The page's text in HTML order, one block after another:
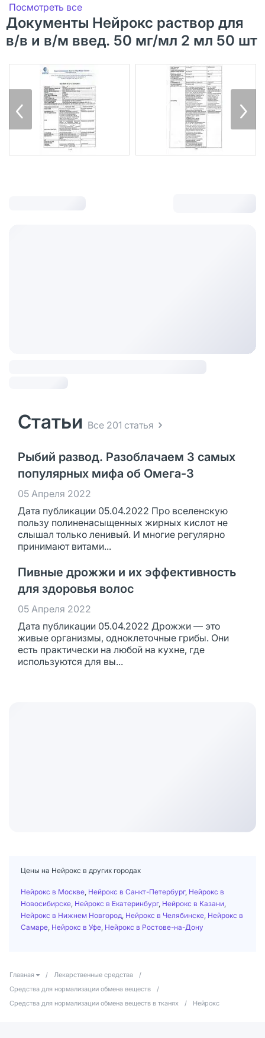
Посмотреть все
Документы Нейрокс раствор для
в/в и в/м введ. 50 мг/мл 2 мл 50 шт
Статьи Все 201 статья
Рыбий развод. Разоблачаем 3 самых
популярных мифа об Омега-3
05 Апреля 2022
Дата публикации 05.04.2022 Про вселенскую
пользу полиненасыщенных жирных кислот не
слышал только ленивый. И многие регулярно
принимают витами...
Пивные дрожжи и их эффективность
для здоровья волос
05 Апреля 2022
Дата публикации 05.04.2022 Дрожжи — это
живые организмы, одноклеточные грибы. Они
есть практически на любой на кухне, где
используются для вы...
Цены на Нейрокс в других городах
Нейрокс в Москве Нейрокс в Санкт-Петербург, Нейрокс в
Новосибирске Нейрокс в Екатеринбург, Нейрокс в Казани
Нейрокс в Нижнем Новгород Нейрокс в Челябинске Нейрокс в
Самаре Нейрокс в Уфе Нейрокс в Ростове-на-Дону
Главная / Лекарственные средства
/
Средства для нормализации обмена веществ
/
Средства для нормализации обмена веществ в тканях
/ Нейрокс